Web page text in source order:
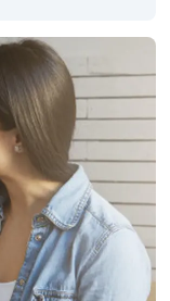
Copy Link